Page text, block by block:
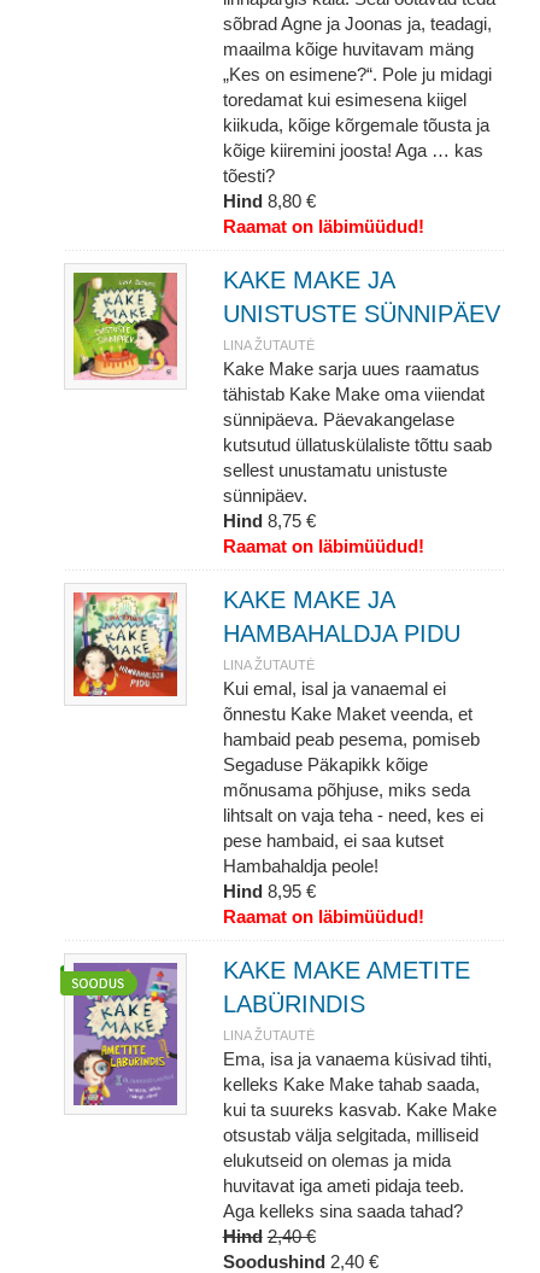
sõbrad Agne ja Joonas ja, teadagi,
maailma kõige huvitavam mäng
„Kes on esimene?“. Pole ju midagi
toredamat kui esimesena kiigel
kiikuda, kõige kõrgemale tõusta ja
kõige kiiremini joosta! Aga … kas
tõesti?
Hind 8,80 €
Raamat on läbimüüdud!
KAKE MAKE JA
UNISTUSTE SÜNNIPÄEV
LINA ŽUTAUTĖ
Kake Make sarja uues raamatus
tähistab Kake Make oma viiendat
sünnipäeva. Päevakangelase
kutsutud üllatuskülaliste tõttu saab
sellest unustamatu unistuste
sünnipäev.
Hind 8,75 €
Raamat on läbimüüdud!
KAKE MAKE JA
HAMBAHALDJA PIDU
LINA ŽUTAUTĖ
Kui emal, isal ja vanaemal ei
õnnestu Kake Maket veenda, et
hambaid peab pesema, pomiseb
Segaduse Päkapikk kõige
mõnusama põhjuse, miks seda
lihtsalt on vaja teha - need, kes ei
pese hambaid, ei saa kutset
Hambahaldja peole!
Hind 8,95 €
Raamat on läbimüüdud!
KAKE MAKE AMETITE
LABÜRINDIS
LINA ŽUTAUTĖ
Ema, isa ja vanaema küsivad tihti,
kelleks Kake Make tahab saada,
kui ta suureks kasvab. Kake Make
otsustab välja selgitada, milliseid
elukutseid on olemas ja mida
huvitavat iga ameti pidaja teeb.
Aga kelleks sina saada tahad?
Hind 2,40 €
Soodushind 2,40 €